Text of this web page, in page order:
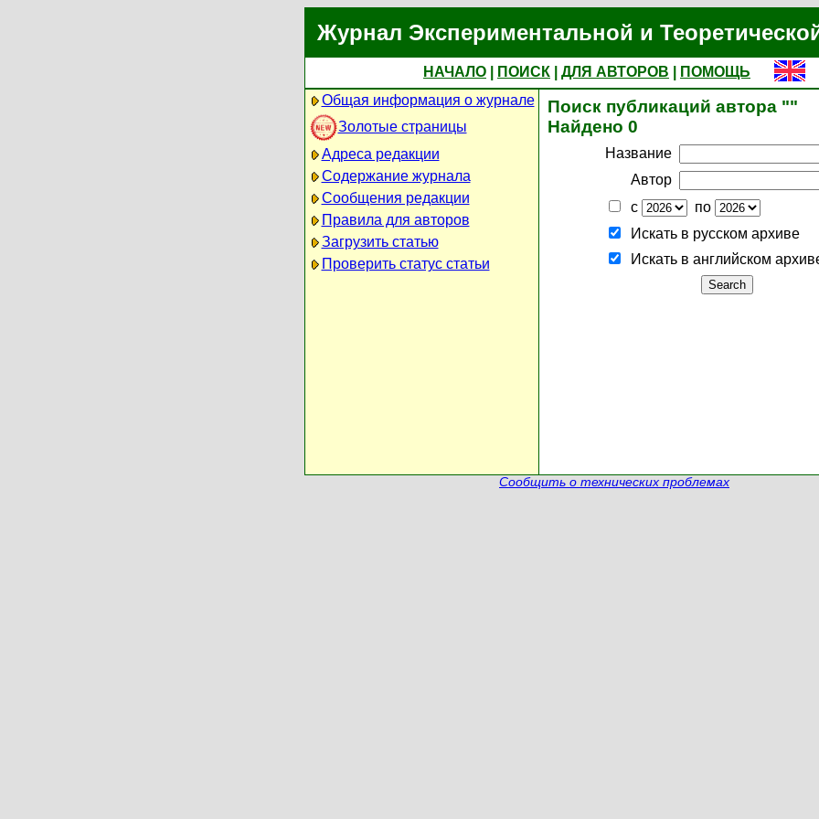
Журнал Экспериментальной и
НАЧАЛО ПОИСК ДЛЯ АВТОРОВ
ПОМОЩЬ
Общая информация о журнале
Золотые страницы
Адреса редакции
Содержание журнала
Сообщения редакции
Правила для авторов
Загрузить статью
Проверить статус статьи
Поиск публикаций автора ""
Найдено 0
Название
Автор
с
по
Искать в русском архиве
Искать в английском
Сообщить о технических проблемах